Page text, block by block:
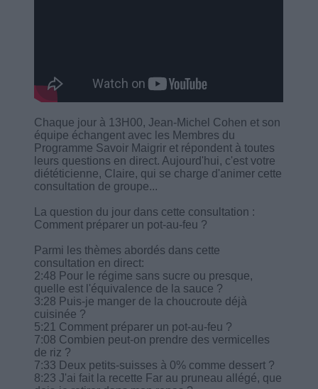
Chaque jour à 13H00, Jean-Michel Cohen et son
équipe échangent avec les Membres du
Programme Savoir Maigrir et répondent à toutes
leurs questions en direct. Aujourd'hui, c'est votre
diététicienne, Claire, qui se charge d'animer cette
consultation de groupe...
La question du jour dans cette consultation :
Comment préparer un pot-au-feu ?
Parmi les thèmes abordés dans cette
consultation en direct:
2:48 Pour le régime sans sucre ou presque,
quelle est l'équivalence de la sauce ?
3:28 Puis-je manger de la choucroute déjà
cuisinée ?
5:21 Comment préparer un pot-au-feu ?
7:08 Combien peut-on prendre des vermicelles
de riz ?
7:33 Deux petits-suisses à 0% comme dessert ?
8:23 J'ai fait la recette Far au pruneau allégé, que